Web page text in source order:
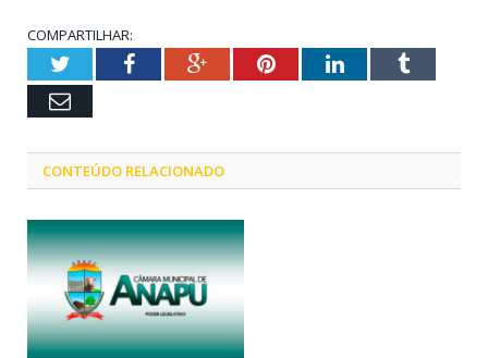
COMPARTILHAR:
TwitterFacebookGoogle+PinterestLinkedInTumblr
Email
CONTEÚDO RELACIONADO